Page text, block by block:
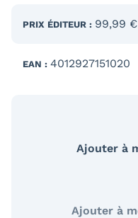
PRIX ÉDITEUR : 99,99 €
EAN : 4012927151020
Ajouter à
Ajouter à